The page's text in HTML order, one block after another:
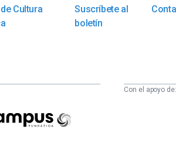
Cultura
Suscríbete al
boletín
Con el apoyo de: